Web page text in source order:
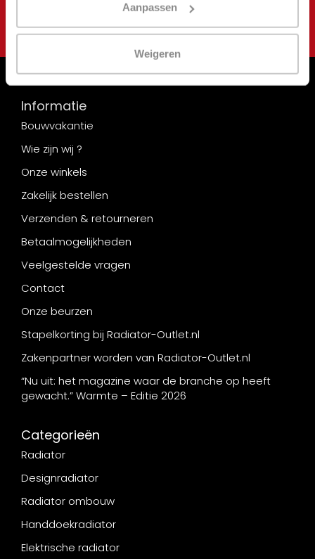
Aanpassen
Weigeren
Informatie
Bouwvakantie
Wie zijn wij ?
Onze winkels
Zakelijk bestellen
Verzenden & retourneren
Betaalmogelijkheden
Veelgestelde vragen
Contact
Onze beurzen
Stapelkorting bij Radiator-Outlet.nl
Zakenpartner worden van Radiator-Outlet.nl
“Nu uit: het magazine waar de branche op heeft
gewacht.” Warmte – Editie 2026
Categorieën
Radiator
Designradiator
Radiator ombouw
Handdoekradiator
Elektrische radiator